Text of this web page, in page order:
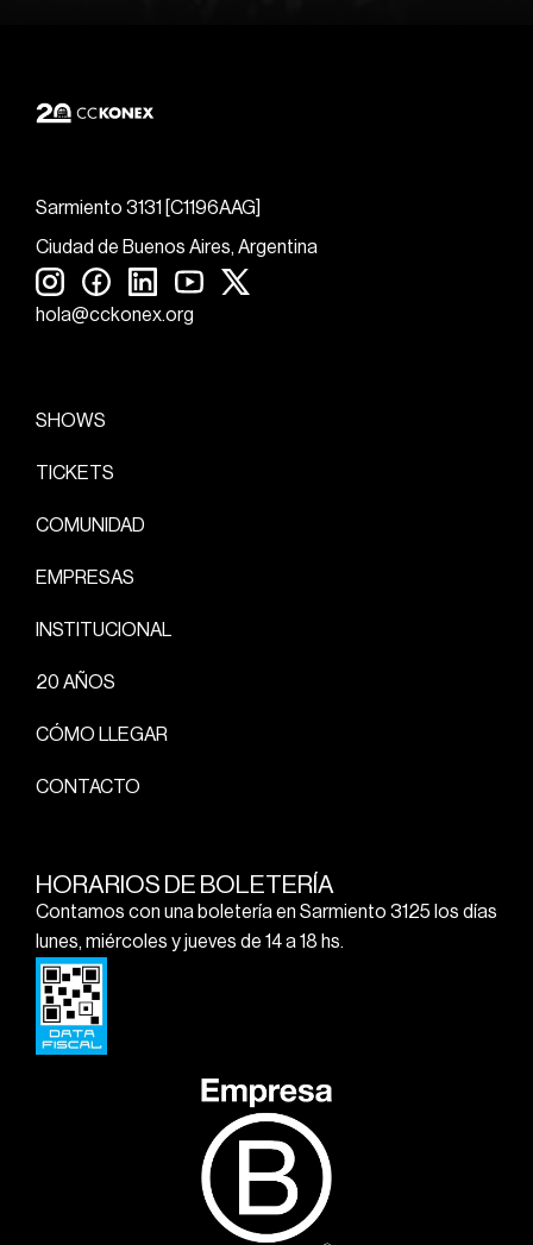
Sarmiento 3131 [C1196AAG]
Ciudad de Buenos Aires, Argentina
hola@cckonex.org
SHOWS
TICKETS
COMUNIDAD
EMPRESAS
INSTITUCIONAL
20 AÑOS
CÓMO LLEGAR
CONTACTO
HORARIOS DE BOLETERÍA
Contamos con una boletería en Sarmiento 3125 los días
lunes, miércoles y jueves de 14 a 18 hs.